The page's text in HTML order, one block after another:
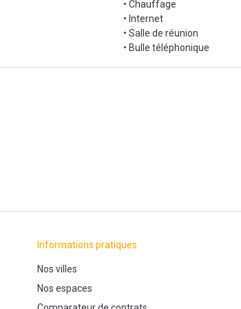
• Chauffage
• Internet
• Salle de réunion
• Bulle téléphonique
Informations pratiques
Nos villes
Nos espaces